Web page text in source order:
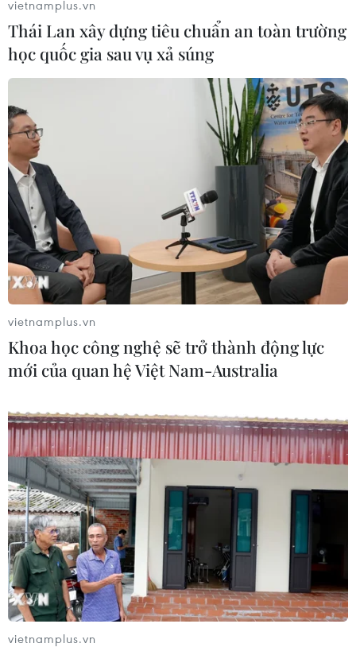
World Cup 2026: Một tia sét, hàng giờ chờ
đợi
05/06/2026 10:19
Tuân thủ quy trình an toàn về giông bão tại Mỹ, một trận
đấu phải bị tạm dừng ngay lập tức nếu phát hiện có sét
hoặc hiện tượng phóng điện trong bán kính khoảng 13
km tính từ sân vận động.
vietnamplus.vn
Thái Lan xây dựng tiêu chuẩn an toàn trường
học quốc gia sau vụ xả súng
vietnamplus.vn
Khoa học công nghệ sẽ trở thành động lực
mới của quan hệ Việt Nam-Australia
vietnamplus.vn